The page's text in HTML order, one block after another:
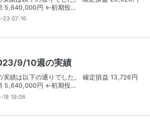
5,640,000円 ←初期投…
23 07:16
9/10週の実績
実績は以下の通りでした。 確定損益 13,726円
5,640,000円 ←初期投…
18 19:06